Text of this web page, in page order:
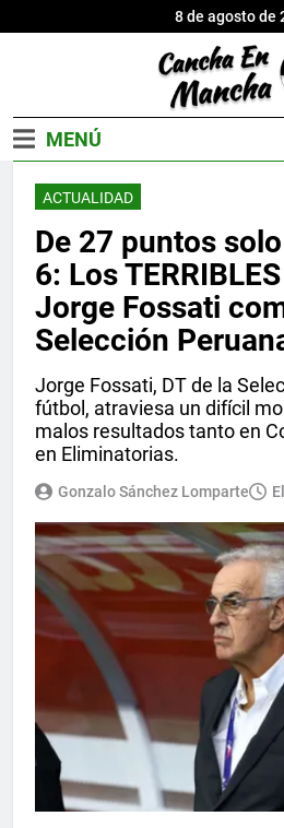
8 de agosto de
ACTUALIDAD
De 27 puntos
6: Los
Jorge Fossati
Selección
Jorge Fossati, DT de la
fútbol, atraviesa un difícil
malos resultados tanto en
en Eliminatorias.
Gonzalo Sánchez Lomparte